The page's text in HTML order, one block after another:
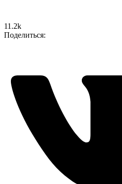
11.2k
Поделиться: